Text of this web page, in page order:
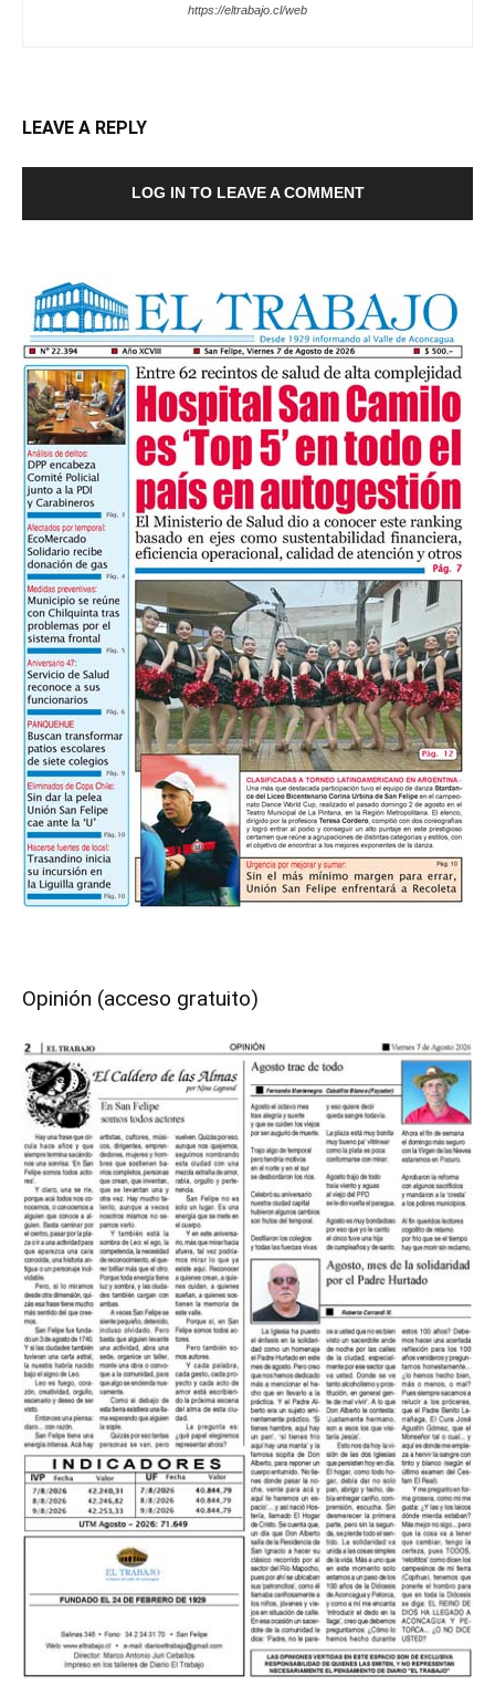
https://eltrabajo.cl/web
LEAVE A REPLY
LOG IN TO LEAVE A COMMENT
Opinión (acceso gratuito)